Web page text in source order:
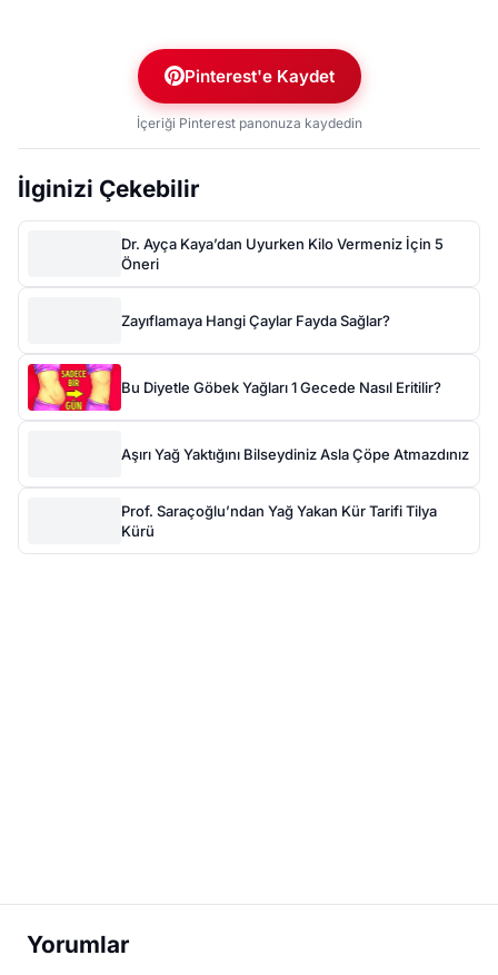
Pinterest'e Kaydet
İçeriği Pinterest panonuza kaydedin
İlginizi Çekebilir
Dr. Ayça Kaya’dan Uyurken Kilo Vermeniz İçin 5
Öneri
Zayıflamaya Hangi Çaylar Fayda Sağlar?
Bu Diyetle Göbek Yağları 1 Gecede Nasıl Eritilir?
Aşırı Yağ Yaktığını Bilseydiniz Asla Çöpe Atmazdınız
Prof. Saraçoğlu’ndan Yağ Yakan Kür Tarifi Tilya
Kürü
Yorumlar